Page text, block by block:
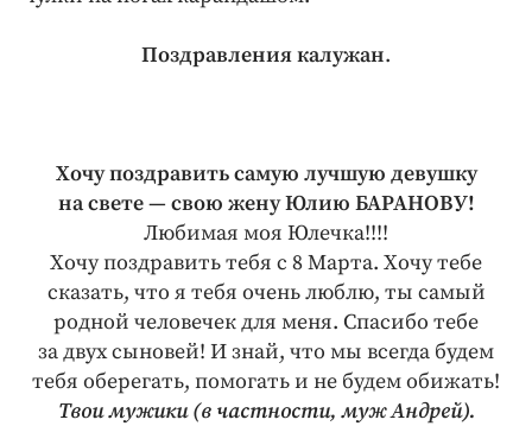
Поздравления калужан.
Хочу поздравить самую лучшую девушку
на свете — свою жену Юлию БАРАНОВУ!
Любимая моя Юлечка!!!!
Хочу поздравить тебя с 8 Марта. Хочу тебе
сказать, что я тебя очень люблю, ты самый
родной человечек для меня. Спасибо тебе
за двух сыновей! И знай, что мы всегда будем
тебя оберегать, помогать и не будем обижать!
Твои мужики (в частности, муж Андрей).